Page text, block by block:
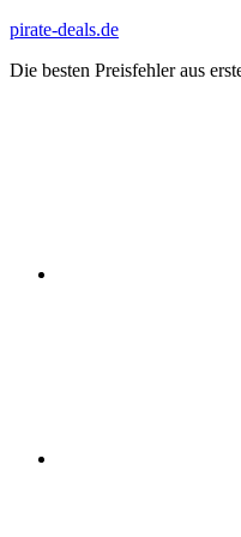
Zum
springen
pirate-deals.de
Die besten Preisfehler aus